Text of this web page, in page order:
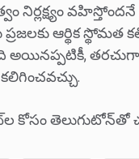
నిర్లక్ష్యం
ఆర్థిక
తరచుగా
కోసం తెలుగుటోన్‌తో